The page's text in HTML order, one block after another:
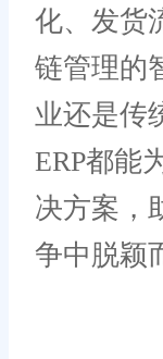
化、发货
链管理的
业还是传
ERP都能
决方案，
争中脱颖